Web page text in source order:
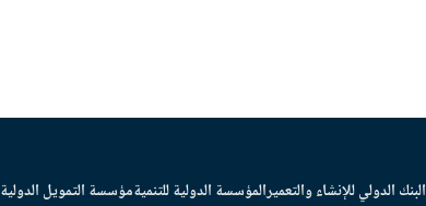
البنك الدولي للإنشاء والتعميرالمؤسسة الدولية للتنميةمؤسسة التمويل الدولية